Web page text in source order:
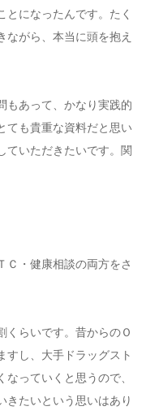
になったんです。たく
ながら、本当に頭を抱え
あって、かなり実践的
ても貴重な資料だと思い
ていただきたいです。関
・健康相談の両方をさ
らいです。昔からのＯ
すし、大手ドラッグスト
っていくと思うので、
きたいという思いはあり